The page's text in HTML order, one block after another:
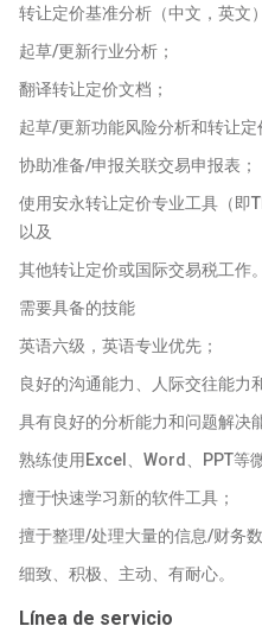
转让定价基准分析（中文，英文
起草/更新行业分析；
翻译转让定价文档；
起草/更新功能风险分析和转让定
协助准备/申报关联交易申报表；
使用安永转让定价专业工具（即
以及
其他转让定价或国际交易税工作。
需要具备的技能
英语六级，英语专业优先；
良好的沟通能力、人际交往能力
具有良好的分析能力和问题解决
熟练使用Excel、Word、PPT等
擅于快速学习新的软件工具；
擅于整理/处理大量的信息/财务数
细致、积极、主动、有耐心。
Línea de servicio